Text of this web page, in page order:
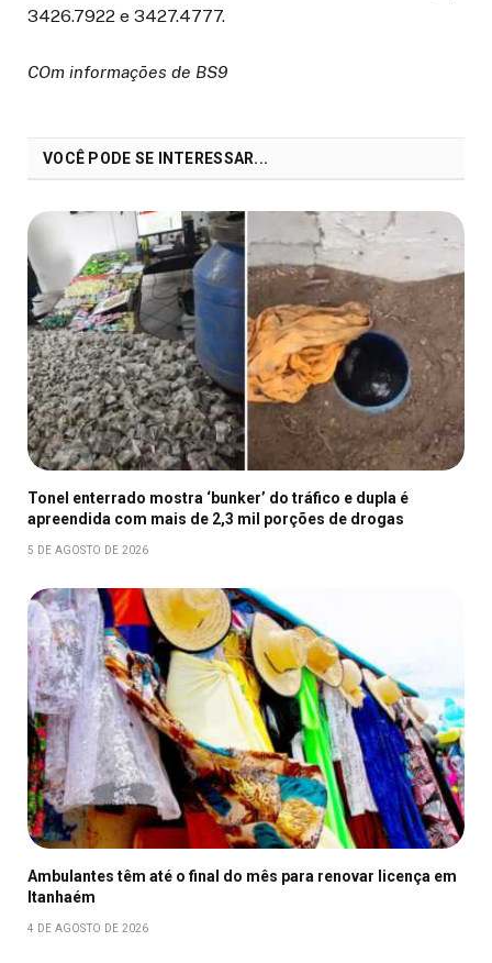
3426.7922 e 3427.4777.
COm informações de BS9
VOCÊ PODE SE INTERESSAR...
Tonel enterrado mostra ‘bunker’ do tráfico e dupla é
apreendida com mais de 2,3 mil porções de drogas
5 DE AGOSTO DE 2026
Ambulantes têm até o final do mês para renovar licença em
Itanhaém
4 DE AGOSTO DE 2026